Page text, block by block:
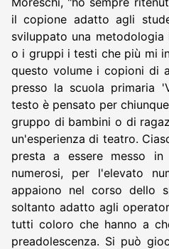
il copione adatto agli
sviluppato una
o i gruppi i testi che più mi
questo volume i copioni di
presso la scuola primaria
testo è pensato per
gruppo di bambini o di
un'esperienza di teatro.
presta a essere messo
numerosi, per l'elevato
appaiono nel corso dello
soltanto adatto agli
tutti coloro che hanno a
preadolescenza. Si può